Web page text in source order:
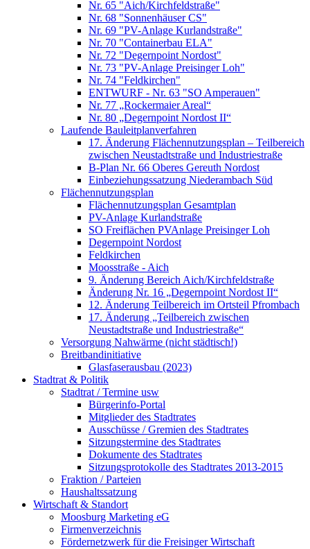
Nr. 65 "Aich/Kirchfeldstraße"
Nr. 68 "Sonnenhäuser CS"
Nr. 69 "PV-Anlage Kurlandstraße"
Nr. 70 "Containerbau ELA"
Nr. 72 "Degernpoint Nordost"
Nr. 73 "PV-Anlage Preisinger Loh"
Nr. 74 "Feldkirchen"
ENTWURF - Nr. 63 "SO Amperauen"
Nr. 77 „Rockermaier Areal“
Nr. 80 „Degernpoint Nordost II“
Laufende Bauleitplanverfahren
17. Änderung Flächennutzungsplan – Teilbereich
zwischen Neustadtstraße und Industriestraße
B-Plan Nr. 66 Oberes Gereuth Nordost
Einbeziehungssatzung Niederambach Süd
Flächennutzungsplan
Flächennutzungsplan Gesamtplan
PV-Anlage Kurlandstraße
SO Freiflächen PV­Anlage Preisinger Loh
Degernpoint Nordost
Feldkirchen
Moosstraße - Aich
9. Änderung Bereich Aich/Kirchfeldstraße
Änderung Nr. 16 „Degernpoint Nordost II“
12. Änderung Teilbereich im Ortsteil Pfrombach
17. Änderung „Teilbereich zwischen
Neustadtstraße und Industriestraße“
Versorgung Nahwärme (nicht städtisch!)
Breitbandinitiative
Glasfaserausbau (2023)
Stadtrat & Politik
Stadtrat / Termine usw
Bürgerinfo-Portal
Mitglieder des Stadtrates
Ausschüsse / Gremien des Stadtrates
Sitzungstermine des Stadtrates
Dokumente des Stadtrates
Sitzungsprotokolle des Stadtrates 2013-2015
Fraktion / Parteien
Haushaltssatzung
Wirtschaft & Standort
Moosburg Marketing eG
Firmenverzeichnis
Fördernetzwerk für die Freisinger Wirtschaft